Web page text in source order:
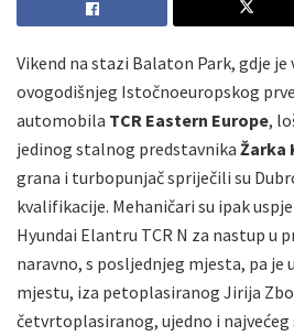
Vikend na stazi Balaton Park, gdje
ovogodišnjeg Istočnoeuropskog
automobila TCR Eastern Europe,
jedinog stalnog predstavnika Žarka
grana i turbopunjač spriječili su
kvalifikacije. Mehaničari su ipak
Hyundai Elantru TCR N za nastup u
naravno, s posljednjeg mjesta, pa je
mjestu, iza petoplasiranog Jirija
četvrtoplasiranog, ujedno i